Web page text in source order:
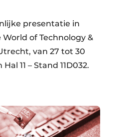
presentatie in
of Technology &
van 27 tot 30
11 – Stand 11D032.